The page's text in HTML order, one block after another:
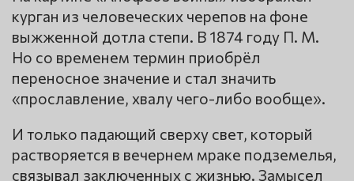
курган из человеческих черепов на фоне
выжженной дотла степи. В 1874 году П. М.
Но со временем термин приобрёл
переносное значение и стал значить
«прославление, хвалу чего-либо вообще».
И только падающий сверху свет, который
растворяется в вечернем мраке подземелья,
связывал заключенных с жизнью. Замысел